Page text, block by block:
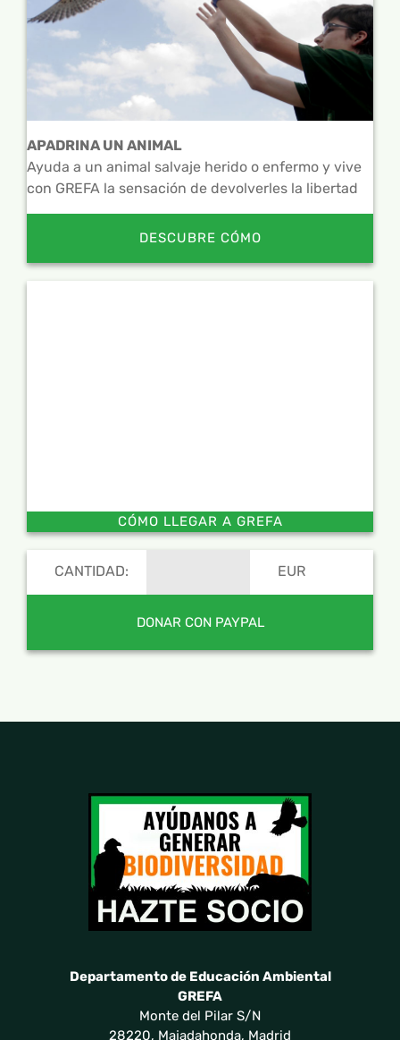
APADRINA UN ANIMAL
Ayuda a un animal salvaje herido o enfermo y vive
con GREFA la sensación de devolverles la libertad
DESCUBRE CÓMO
CÓMO LLEGAR A GREFA
CANTIDAD: EUR
Departamento de Educación Ambiental
GREFA
Monte del Pilar S/N
28220, Majadahonda, Madrid